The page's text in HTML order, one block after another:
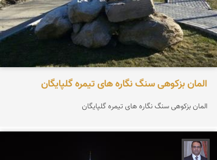
المان بزکوهی سنگ نگاره های تیمره گلپایگان
المان بزکوهی سنگ نگاره های تیمره گلپایگان